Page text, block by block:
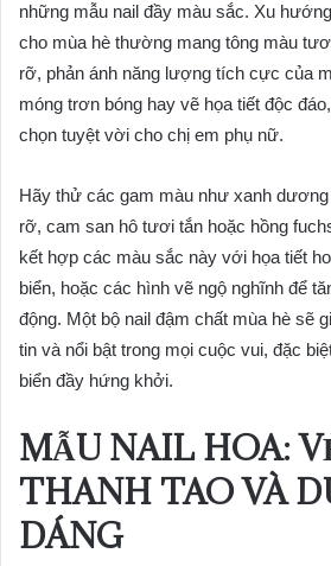
những mẫu nail đầy màu sắc. Xu hướng
cho mùa hè thường mang tông màu
rỡ, phản ánh năng lượng tích cực của
móng trơn bóng hay vẽ họa tiết độc
chọn tuyệt vời cho chị em phụ nữ.
Hãy thử các gam màu như xanh
rỡ, cam san hô tươi tắn hoặc hồng
kết hợp các màu sắc này với họa tiết
biển, hoặc các hình vẽ ngộ nghĩnh để
động. Một bộ nail đậm chất mùa hè sẽ
tin và nổi bật trong mọi cuộc vui, đặc
biển đầy hứng khởi.
MẪU NAIL HOA:
THANH TAO VÀ
DÁNG